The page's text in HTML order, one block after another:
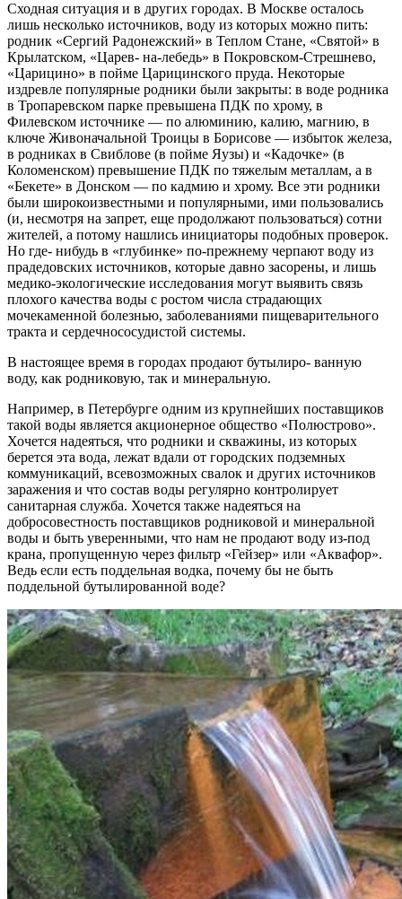
Сходная ситуация и в других городах. В Москве осталось
лишь несколько источников, воду из ко­торых можно пить:
родник «Сергий Радонежский» в Теплом Стане, «Святой» в
Крылатском, «Царев- на-лебедь» в Покровском-Стрешнево,
«Царицино» в пойме Царицинского пруда. Некоторые
издревле популярные родники были закрыты: в воде родника
в Тропаревском парке превышена ПДК по хрому, в
Филевском источнике — по алюминию, калию, магнию, в
ключе Живоначальной Троицы в Бори­сове — избыток железа,
в родниках в Свиблове (в пойме Яузы) и «Кадочке» (в
Коломенском) пре­вышение ПДК по тяжелым металлам, а в
«Бекете» в Донском — по кадмию и хрому. Все эти родни­ки
были широкоизвестными и популярными, ими пользовались
(и, несмотря на запрет, еще про­должают пользоваться) сотни
жителей, а потому нашлись инициаторы подобных проверок.
Но где- нибудь в «глубинке» по-прежнему черпают воду из
прадедовских источников, которые давно засорены, и лишь
медико-экологические исследования мо­гут выявить связь
плохого качества воды с ростом числа страдающих
мочекаменной болезнью, забо­леваниями пищеварительного
тракта и сердечно­сосудистой системы.
В настоящее время в городах продают бутылиро- ванную
воду, как родниковую, так и минеральную.
Например, в Петербурге одним из крупнейших поставщиков
такой воды является акционерное об­щество «Полюстрово».
Хочется надеяться, что род­ники и скважины, из которых
берется эта вода, лежат вдали от городских подземных
коммуника­ций, всевозможных свалок и других источников
заражения и что состав воды регулярно контроли­рует
санитарная служба. Хочется также надеяться на
добросовестность поставщиков родниковой и минеральной
воды и быть уверенными, что нам не продают воду из-под
крана, пропущенную через фильтр «Гейзер» или «Аквафор».
Ведь если есть поддельная водка, почему бы не быть
поддельной бутылированной воде?